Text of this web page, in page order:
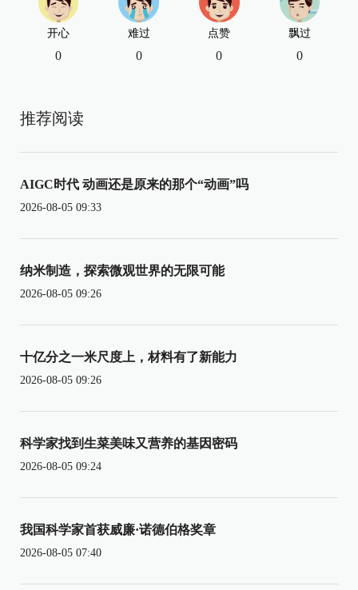
开心
0
难过
0
点赞
0
飘过
0
推荐阅读
AIGC时代 动画还是原来的那个“动画”吗
2026-08-05 09:33
纳米制造，探索微观世界的无限可能
2026-08-05 09:26
十亿分之一米尺度上，材料有了新能力
2026-08-05 09:26
科学家找到生菜美味又营养的基因密码
2026-08-05 09:24
我国科学家首获威廉·诺德伯格奖章
2026-08-05 07:40